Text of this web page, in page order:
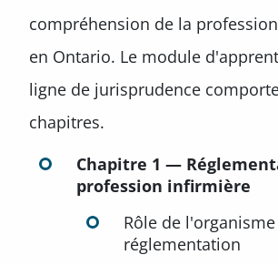
compréhension de la
en Ontario. Le module
ligne de jurisprudence
chapitres.
Chapitre 1 —
profession infirmière
Rôle de
réglementation